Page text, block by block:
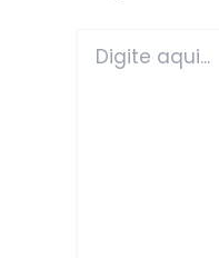
aqui...